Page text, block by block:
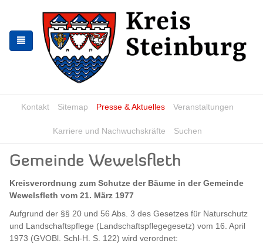
springen
springen
Kontakt Sitemap Presse & Aktuelles Veranstaltungen
Karriere und Nachwuchskräfte Suchen
Gemeinde Wewelsfleth
Kreisverordnung zum Schutze der Bäume in der Gemeinde
Wewelsfleth vom 21. März 1977
Aufgrund der §§ 20 und 56 Abs. 3 des Gesetzes für Naturschutz
und Landschaftspflege (Landschaftspflegegesetz) vom 16. April
1973 (GVOBl. Schl-H. S. 122) wird verordnet: